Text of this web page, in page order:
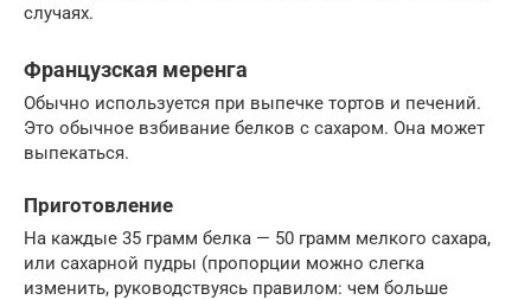
случаях.
Французская меренга
Обычно используется при выпечке тортов и печений.
Это обычное взбивание белков с сахаром. Она может
выпекаться.
Приготовление
На каждые 35 грамм белка — 50 грамм мелкого сахара,
или сахарной пудры (пропорции можно слегка
изменить, руководствуясь правилом: чем больше